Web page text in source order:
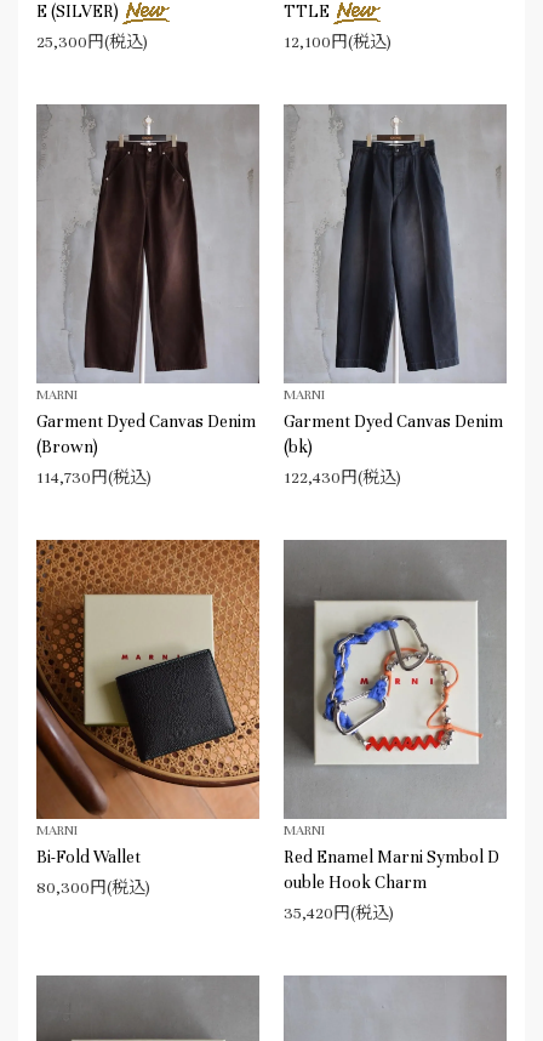
E (SILVER)
25,300円(税込)
TTLE
12,100円(税込)
MARNI
Garment Dyed Canvas Denim
(Brown)
114,730円(税込)
MARNI
Garment Dyed Canvas Denim
(bk)
122,430円(税込)
MARNI
Bi-Fold Wallet
80,300円(税込)
MARNI
Red Enamel Marni Symbol D
ouble Hook Charm
35,420円(税込)